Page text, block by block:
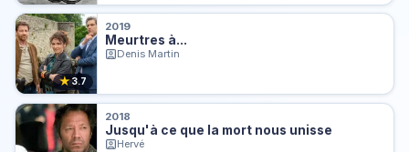
★3.7
2019
Meurtres à...
Denis Martin
2018
Jusqu'à ce que la mort nous unisse
Hervé